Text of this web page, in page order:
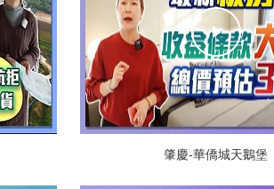
肇慶-華僑城天鵝堡